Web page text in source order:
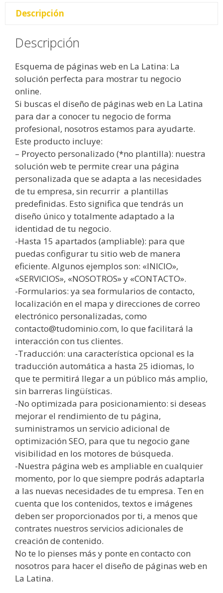
Descripción
Descripción
Esquema de páginas web en La Latina: La
solución perfecta para mostrar tu negocio
online.
Si buscas el diseño de páginas web en La Latina
para dar a conocer tu negocio de forma
profesional, nosotros estamos para ayudarte.
Este producto incluye:
– Proyecto personalizado (*no plantilla): nuestra
solución web te permite crear una página
personalizada que se adapta a las necesidades
de tu empresa, sin recurrir a plantillas
predefinidas. Esto significa que tendrás un
diseño único y totalmente adaptado a la
identidad de tu negocio.
-Hasta 15 apartados (ampliable): para que
puedas configurar tu sitio web de manera
eficiente. Algunos ejemplos son: «INICIO»,
«SERVICIOS», «NOSOTROS» y «CONTACTO».
-Formularios: ya sea formularios de contacto,
localización en el mapa y direcciones de correo
electrónico personalizadas, como
contacto@tudominio.com, lo que facilitará la
interacción con tus clientes.
-Traducción: una característica opcional es la
traducción automática a hasta 25 idiomas, lo
que te permitirá llegar a un público más amplio,
sin barreras lingüísticas.
-No optimizada para posicionamiento: si deseas
mejorar el rendimiento de tu página,
suministramos un servicio adicional de
optimización SEO, para que tu negocio gane
visibilidad en los motores de búsqueda.
-Nuestra página web es ampliable en cualquier
momento, por lo que siempre podrás adaptarla
a las nuevas necesidades de tu empresa. Ten en
cuenta que los contenidos, textos e imágenes
deben ser proporcionados por ti, a menos que
contrates nuestros servicios adicionales de
creación de contenido.
No te lo pienses más y ponte en contacto con
nosotros para hacer el diseño de páginas web en
La Latina.